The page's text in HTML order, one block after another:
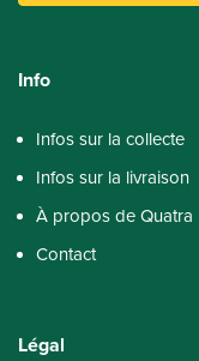
Info
Infos sur la collecte
Infos sur la livraison
À propos de Quatra
Contact
Légal